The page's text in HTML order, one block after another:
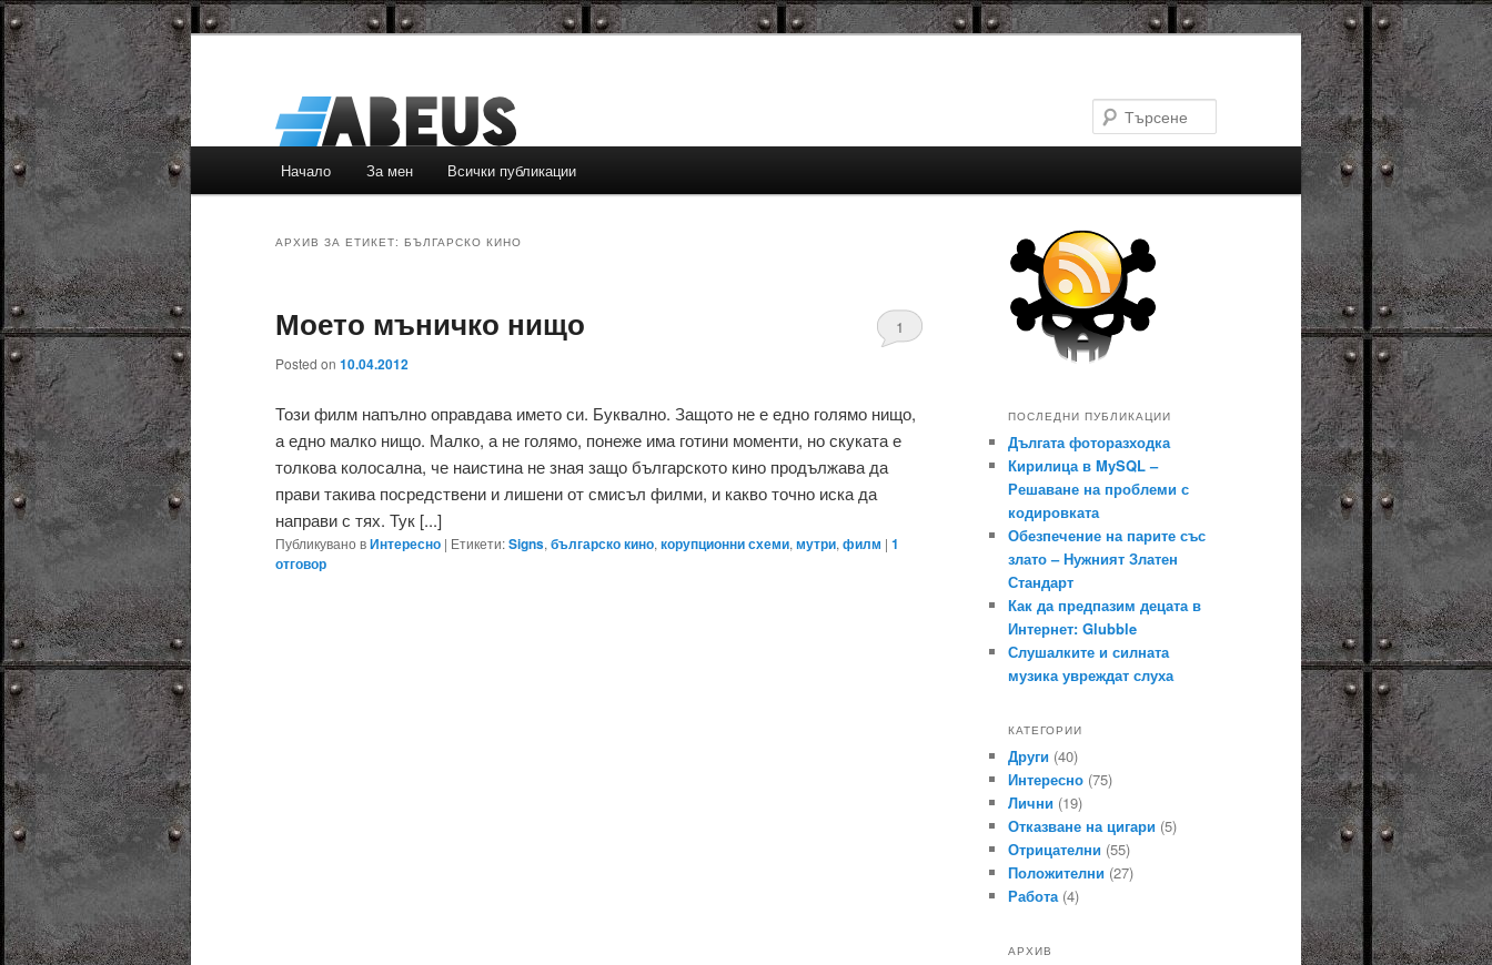
Към
Към
Начало За мен Всички публикации
АРХИВ ЗА ЕТИКЕТ: БЪЛГАРСКО КИНО
Моето мъничко нищо
Posted on 10.04.2012
1
Този филм напълно оправдава името си. Буквално. Защото не е едно голямо нищо,
а едно малко нищо. Малко, а не голямо, понеже има готини моменти, но скуката е
толкова колосална, че наистина не зная защо българското кино продължава да
прави такива посредствени и лишени от смисъл филми, и какво точно иска да
направи с тях. Тук [...]
Публикувано вИнтересно | Етикети:Signs, българско кино, корупционни схеми, мутри, филм | 1
отговор
ПОСЛЕДНИ ПУБЛИКАЦИИ
Дългата фоторазходка
Кирилица в MySQL –
Решаване на проблеми с
кодировката
Обезпечение на парите със
злато – Нужният Златен
Стандарт
Как да предпазим децата в
Интернет: Glubble
Слушалките и силната
музика увреждат слуха
КАТЕГОРИИ
Други (40)
Интересно (75)
Лични (19)
Отказване на цигари (5)
Отрицателни (55)
Положителни (27)
Работа(4)
АРХИВ